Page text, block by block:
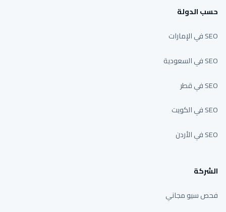
حسب الدولة
SEO في الإمارات
SEO في السعودية
SEO في قطر
SEO في الكويت
SEO في الأردن
الشركة
فحص سيو مجاني